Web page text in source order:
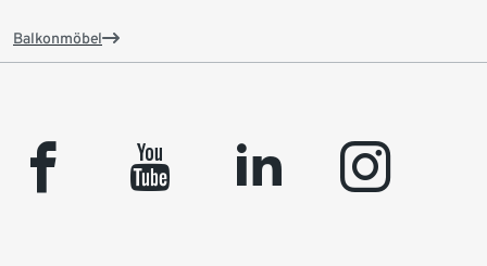
Balkonmöbel
facebook youtube linkedin instagram